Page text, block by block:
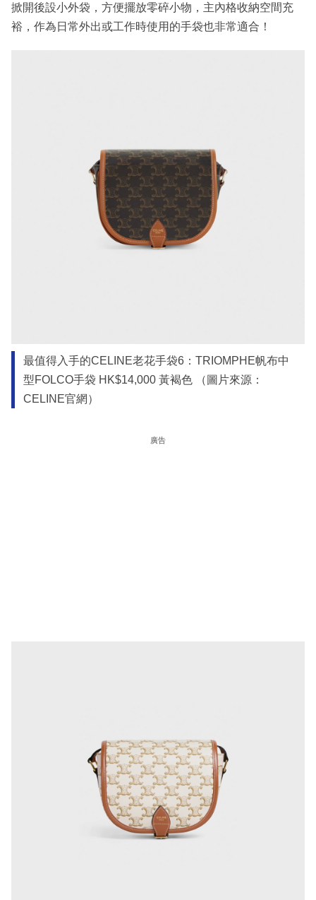
掀開後設小外袋，方便擺放零碎小物，主內格收納空間充
裕，作為日常外出或工作時使用的手袋也非常適合！
最值得入手的CELINE老花手袋6：TRIOMPHE帆布中
型FOLCO手袋 HK$14,000 黃褐色 （圖片來源：
CELINE官網）
廣告